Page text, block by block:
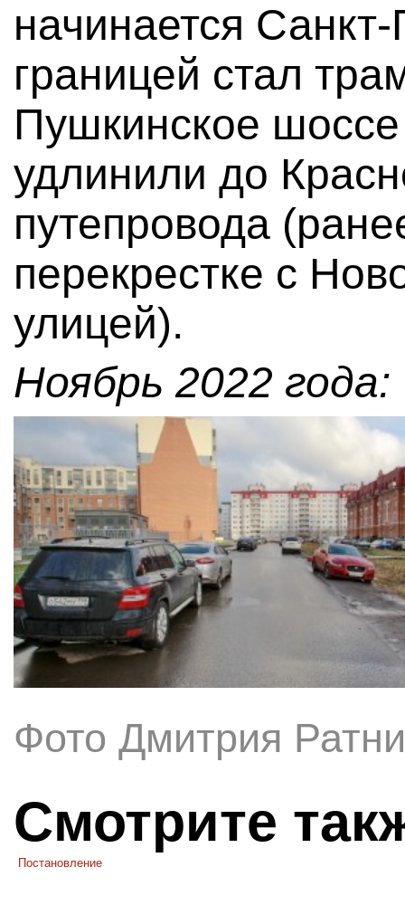
начинается Санкт-
границей стал
Пушкинское
удлинили до
путепровода
перекрестке с
улицей).
Ноябрь 2022 года:
Фото Дмитрия
Смотрите
Постановление